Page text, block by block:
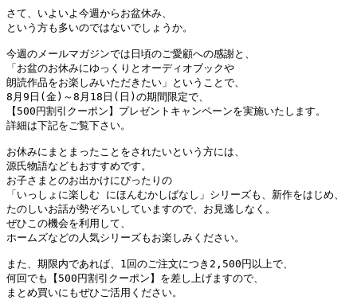
さて、いよいよ今週からお盆休み、
という方も多いのではないでしょうか。
今週のメールマガジンでは日頃のご愛顧への感謝と、
「お盆のお休みにゆっくりとオーディオブックや
朗読作品をお楽しみいただきたい」ということで、
8月9日(金)～8月18日(日)の期間限定で、
【500円割引クーポン】プレゼントキャンペーンを実施いたします。
詳細は下記をご覧下さい。
お休みにまとまったことをされたいという方には、
源氏物語などもおすすめです。
お子さまとのお出かけにぴったりの
「いっしょに楽しむ にほんむかしばなし」シリーズも、新作をはじめ、
たのしいお話が勢ぞろいしていますので、お見逃しなく。
ぜひこの機会を利用して、
ホームズなどの人気シリーズもお楽しみください。
また、期限内であれば、1回のご注文につき2,500円以上で、
何回でも【500円割引クーポン】を差し上げますので、
まとめ買いにもぜひご活用ください。